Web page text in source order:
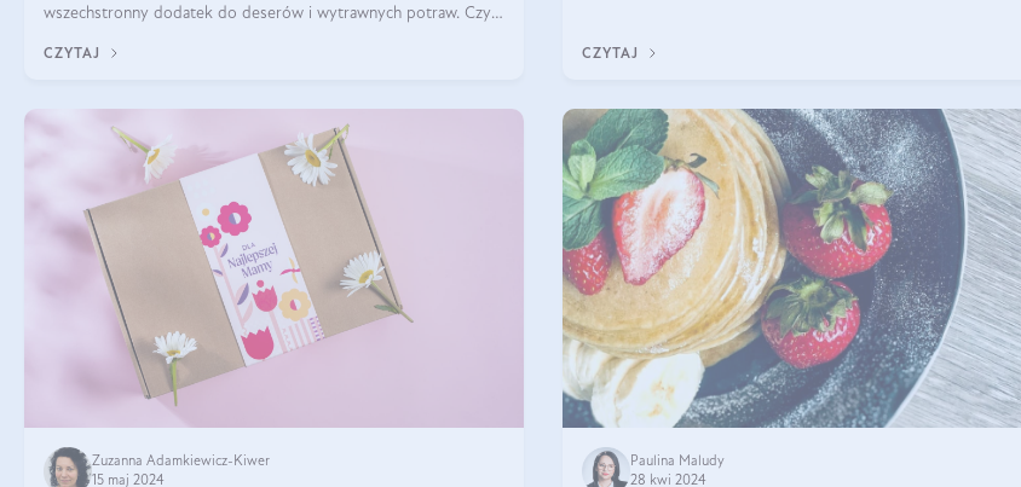
wszechstronny dodatek do deserów i wytrawnych potraw. Czy
każdy może się ni
CZYTAJ CZYTAJ
Zuzanna Adamkiewicz-Kiwer
15 maj 2024
Paulina Maludy
28 kwi 2024